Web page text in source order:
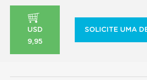
USD
9,95
SOLICITE UMA